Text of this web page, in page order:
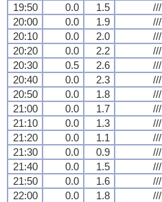
19:50
0.0 1.5 ///
20:00
0.0 1.9 ///
20:10
0.0 2.0 ///
20:20
0.0 2.2 ///
20:30
0.5 2.6 ///
20:40
0.0 2.3 ///
20:50
0.0 1.8 ///
21:00
0.0 1.7 ///
21:10
0.0 1.3 ///
21:20
0.0 1.1 ///
21:30
0.0 0.9 ///
21:40
0.0 1.5 ///
21:50
0.0 1.6 ///
22:00
0.0 1.8 ///